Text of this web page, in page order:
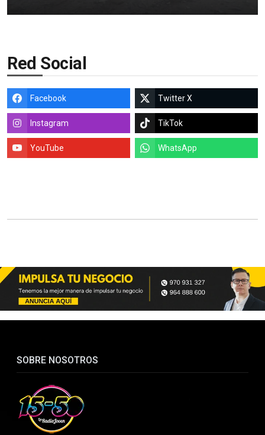
Red Social
Facebook Twitter X
Instagram TikTok
YouTube WhatsApp
SOBRE NOSOTROS